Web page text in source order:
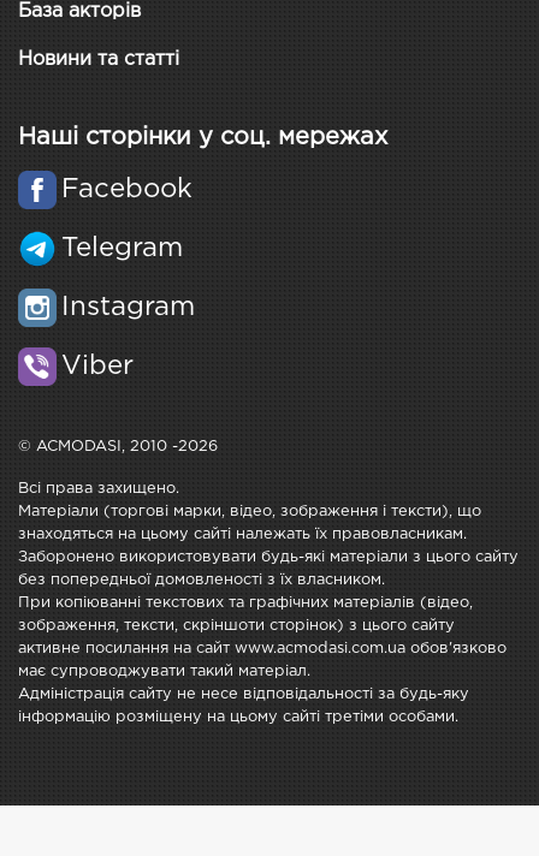
База акторів
Новини та статті
Наші сторінки у соц. мережах
Facebook
Telegram
Instagram
Viber
© ACMODASI, 2010 -2026
Всі права захищено.
Матеріали (торгові марки, відео, зображення і тексти), що
знаходяться на цьому сайті належать їх правовласникам.
Заборонено використовувати будь-які матеріали з цього сайту
без попередньої домовленості з їх власником.
При копіюванні текстових та графічних матеріалів (відео,
зображення, тексти, скріншоти сторінок) з цього сайту
активне посилання на сайт www.acmodasi.com.ua обов'язково
має супроводжувати такий матеріал.
Адміністрація сайту не несе відповідальності за будь-яку
інформацію розміщену на цьому сайті третіми особами.